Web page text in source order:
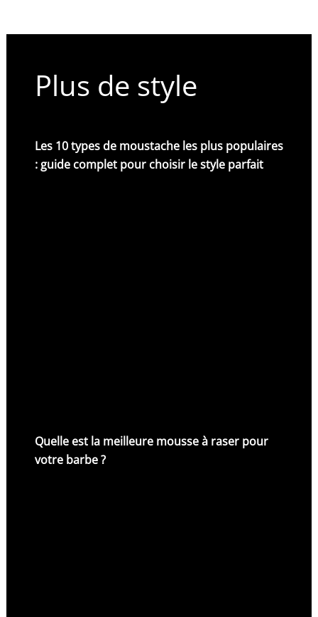
Plus de style
Les 10 types de moustache les plus populaires
: guide complet pour choisir le style parfait
Quelle est la meilleure mousse à raser pour
votre barbe ?